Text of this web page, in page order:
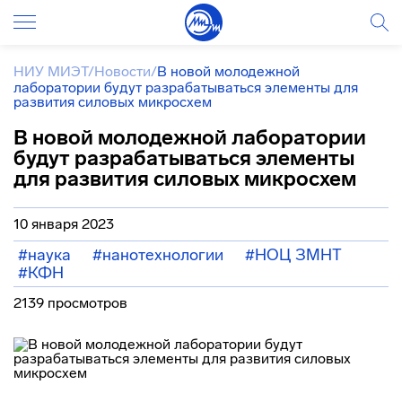
НИУ МИЭТ/Новости/В новой молодежной
лаборатории будут разрабатываться элементы для
развития силовых микросхем
В новой молодежной лаборатории
будут разрабатываться элементы
для развития силовых микросхем
10 января 2023
#наука #нанотехнологии
#НОЦ ЗМНТ
#КФН
2139 просмотров